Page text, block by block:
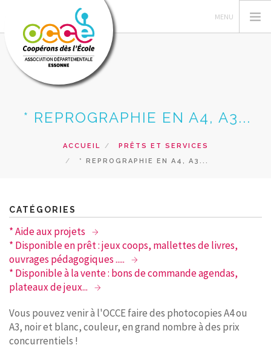
ACTIONS PÉDAGOGIQUES
GERER SA COOPERATIVE
PRÊTS ET SERVICES
RESSOURCES PEDAGOGIQUES
RECHERCHER
CONTACT
* REPROGRAPHIE EN A4, A3...
ACCUEIL
PRÊTS ET SERVICES
* REPROGRAPHIE EN A4, A3...
CATÉGORIES
* Aide aux projets
* Disponible en prêt : jeux coops, mallettes de livres,
ouvrages pédagogiques .....
* Disponible à la vente : bons de commande agendas,
plateaux de jeux...
Vous pouvez venir à l'OCCE faire des photocopies A4 ou
A3, noir et blanc, couleur, en grand nombre à des prix
concurrentiels !